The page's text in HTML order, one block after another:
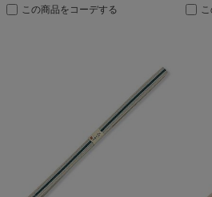
この商品をコーデする